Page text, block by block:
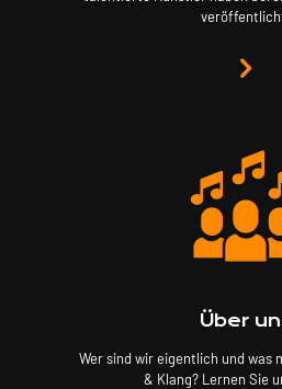
Über
Wer sind wir eigentlich und was
& Klang? Lernen Sie